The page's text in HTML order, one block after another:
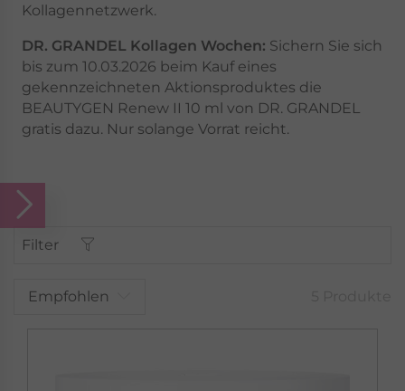
Kollagennetzwerk.
DR. GRANDEL Kollagen Wochen: Sichern Sie sich
bis zum 10.03.2026 beim Kauf eines
gekennzeichneten Aktionsproduktes die
BEAUTYGEN Renew II 10 ml von DR. GRANDEL
gratis dazu. Nur solange Vorrat reicht.
Filter
Empfohlen